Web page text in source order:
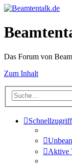
Das Forum von
Zum Inhalt
Schnellzugriff
Aktive